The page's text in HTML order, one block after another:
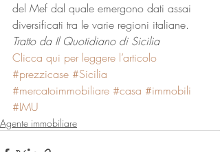
del Mef dal quale emergono dati assai
diversificati tra le varie regioni italiane.
Tratto da Il Quotidiano di Sicilia
Clicca qui per leggere l’articolo
#prezzicase #Sicilia
#mercatoimmobiliare #casa #immobili
#IMU
Agente immobiliare